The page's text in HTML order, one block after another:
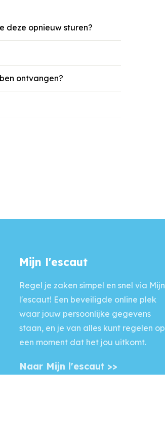
deze opnieuw sturen?
ontvangen?
Mijn l'escaut
Regel je zaken simpel en snel via Mijn
l'escaut! Een beveiligde online plek
waar jouw persoonlijke gegevens
staan, en je van alles kunt regelen op
een moment dat het jou uitkomt.
Naar Mijn l'escaut >>